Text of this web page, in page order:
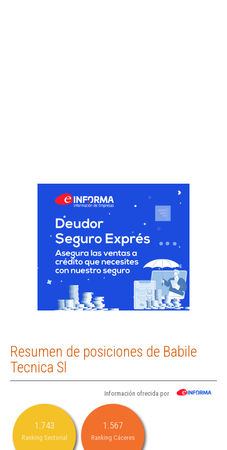
Resumen de posiciones de Babile
Tecnica Sl
Información ofrecida por
1.743
Ranking Sectorial
1.567
Ranking Cáceres